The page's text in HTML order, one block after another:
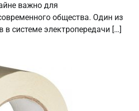
важно для
общества. Один из
системе электропередачи […]